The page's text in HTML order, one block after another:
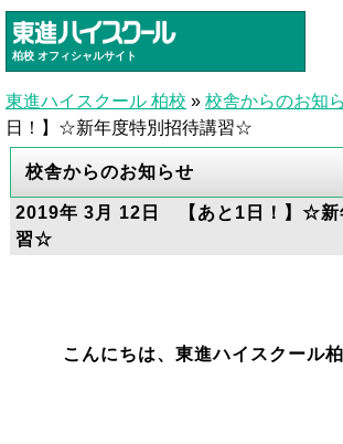
柏校 オフィシャルサイト
東進ハイスクール 柏校 » 校舎からのお知
日！】☆新年度特別招待講習☆
校舎からのお知らせ
2019年 3月 12日 【あと1日！】☆新
習☆
こんにちは、東進ハイスクール柏